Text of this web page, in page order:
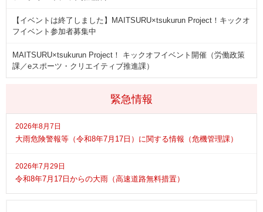
緊急情報
2026年8月7日
大雨危険警報等（令和8年7月17日）に関する情報（危機管理課）
2026年7月29日
令和8年7月17日からの大雨（高速道路無料措置）
【イベントは終了しました】MAITSURU×tsukurun Project！キックオ
フイベント参加者募集中
MAITSURU×tsukurun Project！ キックオフイベント開催（労働政策
課／eスポーツ・クリエイティブ推進課）